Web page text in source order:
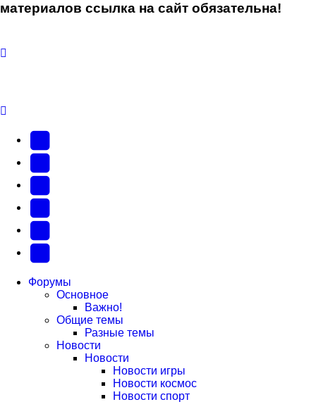
материалов ссылка на сайт обязательна!
вкладке)
вкладке)
новой
вкладке)
в
новой
вкладке)
(Откроется
новой
вкладке)
Форумы
Основное
Важно!
Общие темы
Разные темы
Новости
Новости
Новости игры
Новости космос
Новости спорт